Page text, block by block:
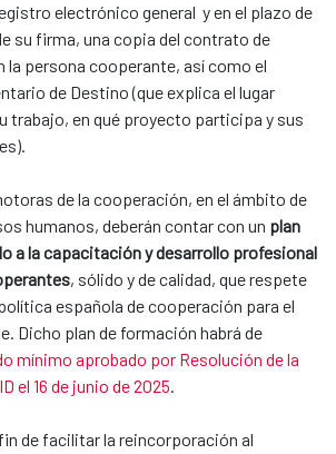
electrónico general y en el plazo de
su firma, una copia del contrato de
persona cooperante, así como el
de Destino (que explica el lugar
trabajo, en qué proyecto participa y sus
de la cooperación, en el ámbito de
humanos, deberán contar con un plan
a la capacitación y desarrollo profesional
, sólido y de calidad, que respete
española de cooperación para el
Dicho plan de formación habrá de
mínimo aprobado por Resolución de la
el 16 de junio de 2025.
de facilitar la reincorporación al